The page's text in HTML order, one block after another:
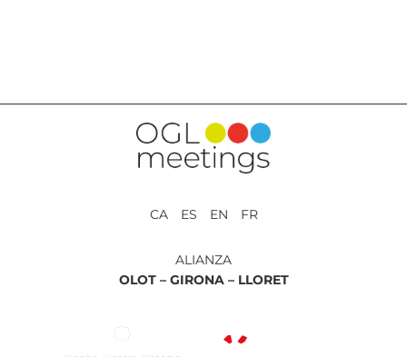
CA ES EN FR
ALIANZA
OLOT – GIRONA – LLORET